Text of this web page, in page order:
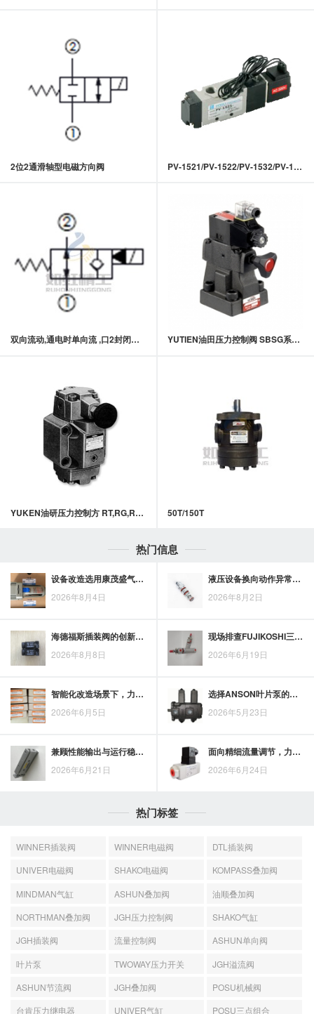
2位2通滑轴型电磁方向阀 PV-1521/PV-1522/PV-1532/PV-1542
双向流动,通电时单向流 ,口2封闭常开型提动轴型电磁方向阀 YUTIEN油田压力控制阀 SBSG系列低噪音电磁引导式溢流阀
YUKEN油研压力控制方 RT,RG,RCG,RCT-03,06,10系列减压阀 50T/150T
热门信息
设备改造选用康茂盛气缸品牌：安装尺寸、行程与气口位置的核对要点
2026年8月4日
液压设备换向动作异常时，EATON湿式电磁换向阀可依次检查线圈、阀芯与油液状态
2026年8月2日
海德福斯插装阀的创新设计：结构特点解析
2026年8月8日
现场排查FUJIKOSHI三位四通电磁换向阀动作异常，供电、阀芯和油路压力是重点
2026年6月19日
智能化改造场景下，力士乐液压泵的应用价值解析
2026年6月5日
选择ANSON叶片泵的四大理由，让你倍感安心与信赖
2026年5月23日
兼顾性能输出与运行稳定，VICKERS柱塞泵优势解析
2026年6月21日
面向精细流量调节，力士乐节流阀的控制优势分析
2026年6月24日
热门标签
WINNER插装阀 WINNER电磁阀
DTL插装阀
UNIVER电磁阀
SHAKO电磁阀
KOMPASS叠加阀
MINDMAN气缸
ASHUN叠加阀
油顺叠加阀
NORTHMAN叠加阀
JGH压力控制阀
SHAKO气缸
JGH插装阀
流量控制阀
ASHUN单向阀
叶片泵
TWOWAY压力开关
JGH溢流阀
ASHUN节流阀
JGH叠加阀
POSU机械阀
台肯压力继电器
UNIVER气缸 POSU三点组合